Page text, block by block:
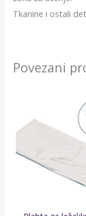
Tkanine i ostali
Povezani